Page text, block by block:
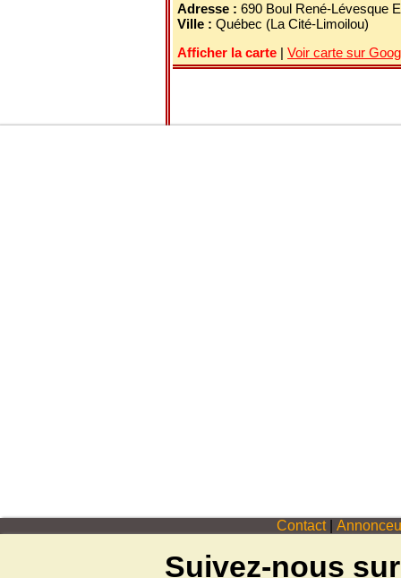
Adresse : 690 Boul René-Lévesque
Ville : Québec (La Cité-Limoilou)
Afficher la carte | Voir carte sur
Contact
Suivez-nous